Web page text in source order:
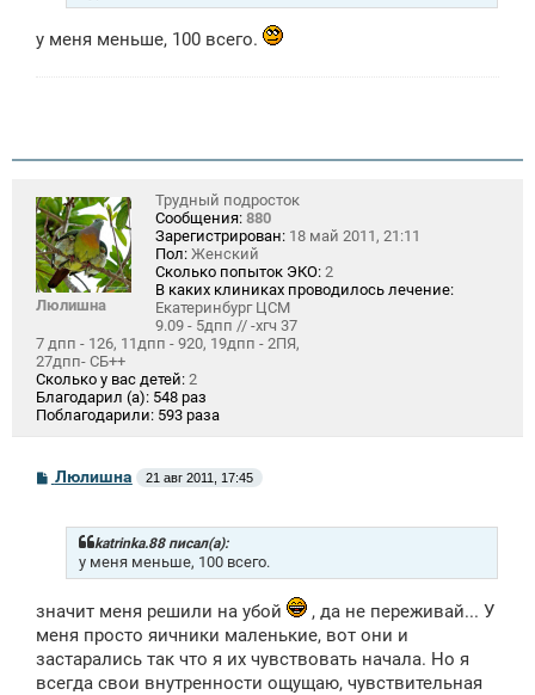
у меня меньше, 100 всего.
Люлишна
Трудный подросток
Сообщения: 880
Зарегистрирован: 18 май 2011, 21:11
Пол: Женский
Сколько попыток ЭКО: 2
В каких клиниках проводилось лечение:
Екатеринбург ЦСМ
9.09 - 5дпп // -хгч 37
7 дпп - 126, 11дпп - 920, 19дпп - 2ПЯ,
27дпп- СБ++
Сколько у вас детей: 2
Благодарил (а): 548 раз
Поблагодарили: 593 раза
С
е
Люлишна 21 авг 2011, 17:45
katrinka.88 писал(а):
у меня меньше, 100 всего.
значит меня решили на убой
, да не переживай... У
меня просто яичники маленькие, вот они и
застарались так что я их чувствовать начала. Но я
всегда свои внутренности ощущаю, чувствительная